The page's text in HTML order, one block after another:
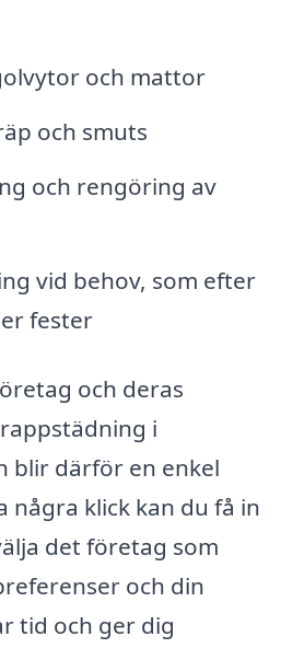
och mattor
och smuts
och rengöring av
vid behov, som efter
fester
och deras
i
blir därför en enkel
några klick kan du få in
det företag som
och din
tid och ger dig